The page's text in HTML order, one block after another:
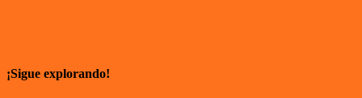
¡Sigue explorando!